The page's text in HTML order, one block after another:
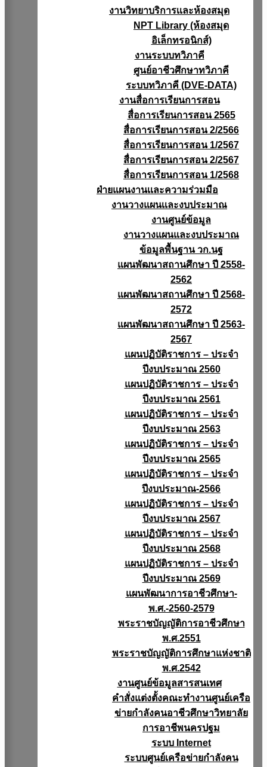
งานวิทยาบริการเเละห้องสมุด
NPT Library (ห้องสมุด
อิเล็กทรอนิกส์)
งานระบบทวิภาคี
ศูนย์อาชีวศึกษาทวิภาคี
ระบบทวิภาคี (DVE-DATA)
งานสื่อการเรียนการสอน
สื่อการเรียนการสอน 2565
สื่อการเรียนการสอน 2/2566
สื่อการเรียนการสอน 1/2567
สื่อการเรียนการสอน 2/2567
สื่อการเรียนการสอน 1/2568
ฝ่ายแผนงานเเละความร่วมมือ
งานวางแผนเเละงบประมาณ
งานศูนย์ข้อมูล
งานวางแผนและงบประมาณ
ข้อมูลพื้นฐาน วก.นฐ
แผนพัฒนาสถานศึกษา ปี 2558-
2562
แผนพัฒนาสถานศึกษา ปี 2568-
2572
แผนพัฒนาสถานศึกษา ปี 2563-
2567
แผนปฏิบัติราชการ – ประจำ
ปีงบประมาณ 2560
แผนปฏิบัติราชการ – ประจำ
ปีงบประมาณ 2561
แผนปฏิบัติราชการ – ประจำ
ปีงบประมาณ 2563
แผนปฏิบัติราชการ – ประจำ
ปีงบประมาณ 2565
แผนปฏิบัติราชการ – ประจำ
ปีงบประมาณ-2566
แผนปฏิบัติราชการ – ประจำ
ปีงบประมาณ 2567
แผนปฏิบัติราชการ – ประจำ
ปีงบประมาณ 2568
แผนปฏิบัติราชการ – ประจำ
ปีงบประมาณ 2569
แผนพัฒนาการอาชีวศึกษา-
พ.ศ.-2560-2579
พระราชบัญญัติการอาชีวศึกษา
พ.ศ.2551
พระราชบัญญัติการศึกษาแห่งชาติ
พ.ศ.2542
งานศูนย์ข้อมูลสารสนเทศ
คำสั่งแต่งตั้งคณะทำงานศูนย์เครือ
ข่ายกำลังคนอาชีวศึกษาวิทยาลัย
การอาชีพนครปฐม
ระบบ Internet
ระบบศูนย์เครือข่ายกำลังคน